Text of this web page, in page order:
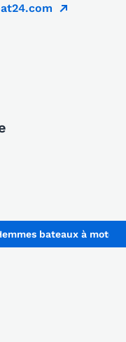
bateaux à moteur